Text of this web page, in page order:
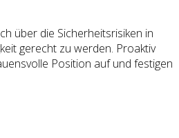
über die Sicherheitsrisiken in
gerecht zu werden. Proaktiv
Position auf und festigen